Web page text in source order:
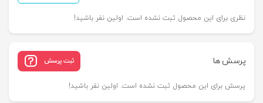
نظری برای این محصول ثبت نشده است. اولین نفر باشید!
پرسش ها ثبت پرسش
پرسش برای این محصول ثبت نشده است. اولین نفر باشید!